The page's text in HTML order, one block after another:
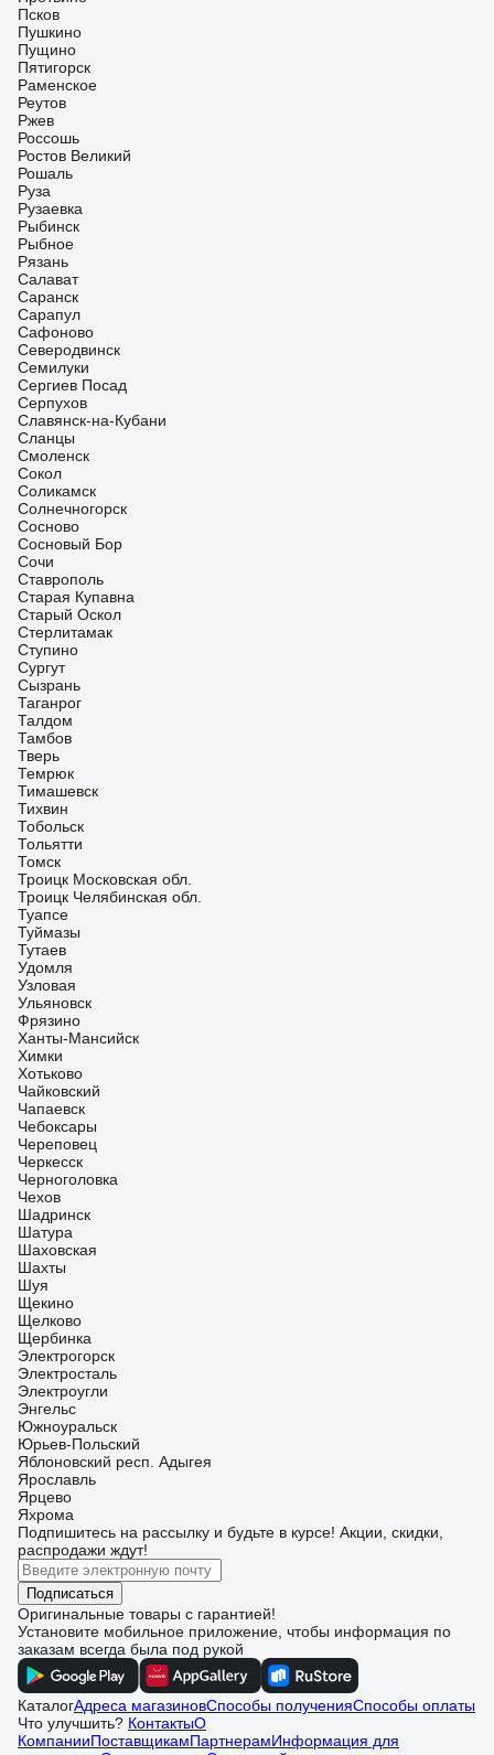
Псков
Пушкино
Пущино
Пятигорск
Раменское
Реутов
Ржев
Россошь
Ростов Великий
Рошаль
Руза
Рузаевка
Рыбинск
Рыбное
Рязань
Салават
Саранск
Сарапул
Сафоново
Северодвинск
Семилуки
Сергиев Посад
Серпухов
Славянск-на-Кубани
Сланцы
Смоленск
Сокол
Соликамск
Солнечногорск
Сосново
Сосновый Бор
Сочи
Ставрополь
Старая Купавна
Старый Оскол
Стерлитамак
Ступино
Сургут
Сызрань
Таганрог
Талдом
Тамбов
Тверь
Темрюк
Тимашевск
Тихвин
Тобольск
Тольятти
Томск
Троицк Московская обл.
Троицк Челябинская обл.
Туапсе
Туймазы
Тутаев
Удомля
Узловая
Ульяновск
Фрязино
Ханты-Мансийск
Химки
Хотьково
Чайковский
Чапаевск
Чебоксары
Череповец
Черкесск
Черноголовка
Чехов
Шадринск
Шатура
Шаховская
Шахты
Шуя
Щекино
Щелково
Щербинка
Электрогорск
Электросталь
Электроугли
Энгельс
Южноуральск
Юрьев-Польский
Яблоновский респ. Адыгея
Ярославль
Ярцево
Яхрома
Подпишитесь на рассылку и будьте в курсе! Акции, скидки,
распродажи ждут!
Подписаться
Оригинальные товары с гарантией!
Установите мобильное приложение, чтобы информация по
заказам всегда была под рукой
КаталогАдреса магазиновСпособы полученияСпособы оплаты
Что улучшить? КонтактыО
КомпанииПоставщикамПартнерамИнформация для